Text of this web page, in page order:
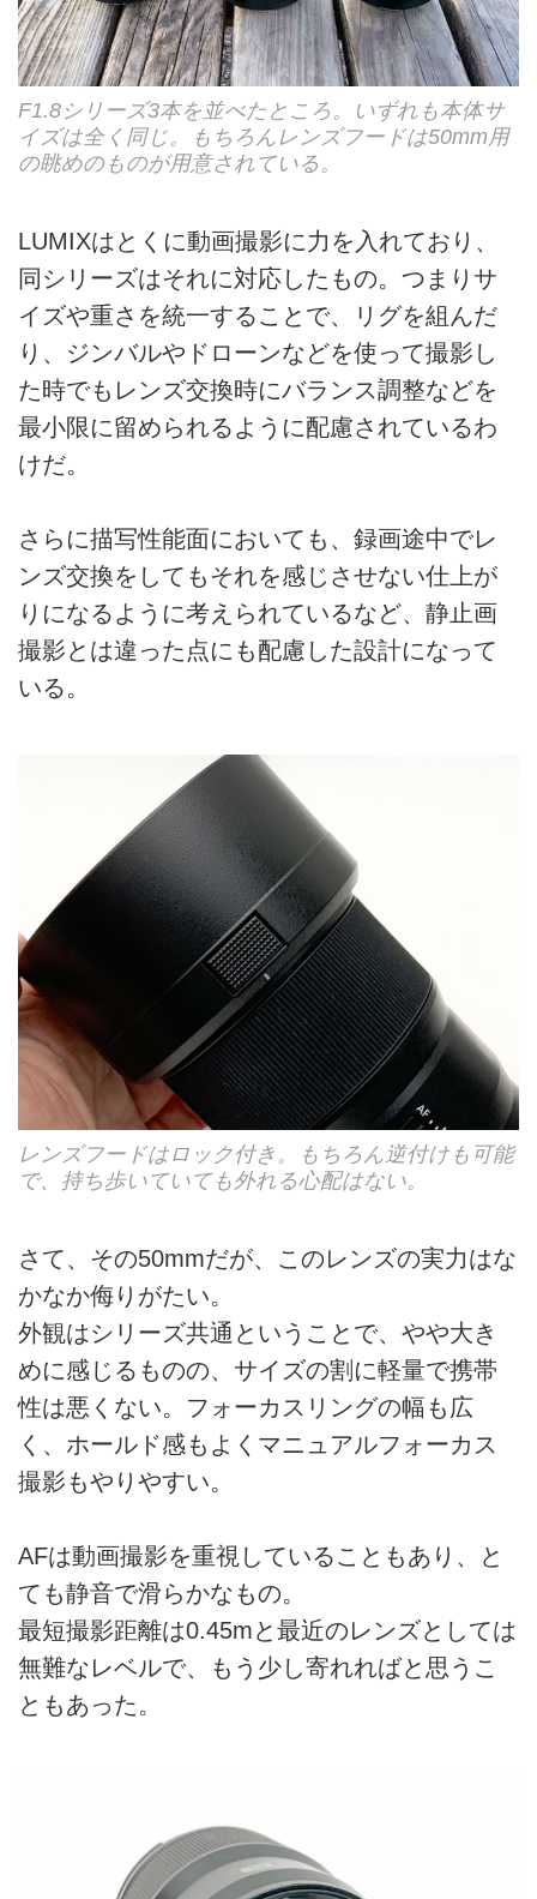
F1.8シリーズ3本を並べたところ。いずれも本体サ
イズは全く同じ。もちろんレンズフードは50mm用
の眺めのものが用意されている。
LUMIXはとくに動画撮影に力を入れており、
同シリーズはそれに対応したもの。つまりサ
イズや重さを統一することで、リグを組んだ
り、ジンバルやドローンなどを使って撮影し
た時でもレンズ交換時にバランス調整などを
最小限に留められるように配慮されているわ
けだ。
さらに描写性能面においても、録画途中でレ
ンズ交換をしてもそれを感じさせない仕上が
りになるように考えられているなど、静止画
撮影とは違った点にも配慮した設計になって
いる。
レンズフードはロック付き。もちろん逆付けも可能
で、持ち歩いていても外れる心配はない。
さて、その50mmだが、このレンズの実力はな
かなか侮りがたい。
外観はシリーズ共通ということで、やや大き
めに感じるものの、サイズの割に軽量で携帯
性は悪くない。フォーカスリングの幅も広
く、ホールド感もよくマニュアルフォーカス
撮影もやりやすい。
AFは動画撮影を重視していることもあり、と
ても静音で滑らかなもの。
最短撮影距離は0.45mと最近のレンズとしては
無難なレベルで、もう少し寄れればと思うこ
ともあった。